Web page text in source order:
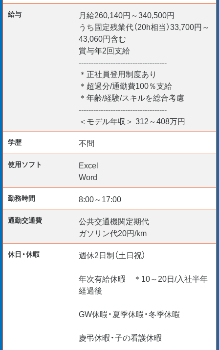
【入社前〜プロジェクト着任まで】
入社前研修をはじめ映像学習・座学講義・CADスキルなど
未経験の方への研修プログラムが充実〇
しっかりスキルを学び、自信をもって各プロジェクトに着
最初の着任プロジェクトは松本市内の『プレハブ建設工
事』を 予定しております。
【必須要件】
＊39歳以下
例外事由 3号イ
長期勤続によるキャリア形成
【その他の魅力】
・ランドマーク建設や公共事業など社会貢献性の高い仕事
が多いので達成感は格別！
・人材不足の業界だからこそ経験不問でチャレンジできる
給与
月給260,140円～340,500円
うち固定残業代（20h相当）33,700円～
43,060円含む
賞与年2回支給
------------------------------------
＊正社員登用制度あり
＊超過分/通勤費100％支給
＊年齢/経験/スキルを総合考慮
------------------------------------
＜モデル年収＞ 312～408万円
学歴 不問
使用ソフト
Excel
Word
勤務時間 8:00～17:00
通勤交通費
公共交通機関定期代
ガソリン代20円/km
休日・休暇
週休2日制（土日祝）
年次有給休暇 ＊10～20日/入社半年
経過後
GW休暇・夏季休暇・冬季休暇
慶弔休暇・子の看護休暇